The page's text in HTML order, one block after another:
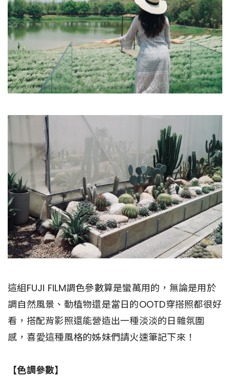
這組FUJI FILM調色參數算是蠻萬用的，無論是用於
調自然風景、動植物還是當日的OOTD穿搭照都很好
看，搭配背影照還能營造出一種淡淡的日雜氛圍
感，喜愛這種風格的姊妹們請火速筆記下來！
【色調參數】